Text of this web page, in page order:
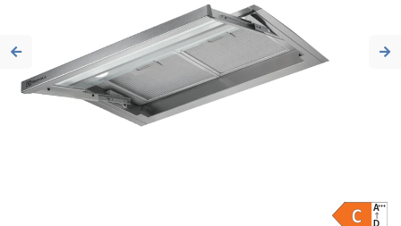
Previous